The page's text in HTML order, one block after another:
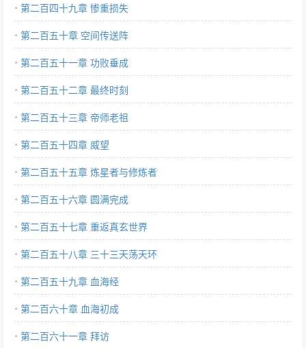
第二百四十九章 惨重损失
第二百五十章 空间传送阵
第二百五十一章 功败垂成
第二百五十二章 最终时刻
第二百五十三章 帝师老祖
第二百五十四章 威望
第二百五十五章 炼星者与修炼者
第二百五十六章 圆满完成
第二百五十七章 重返真玄世界
第二百五十八章 三十三天荡天环
第二百五十九章 血海经
第二百六十章 血海初成
第二百六十一章 拜访